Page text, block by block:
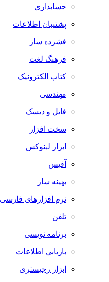
حسابداری
پشتیبان اطلاعات
فشرده ساز
فرهنگ لغت
کتاب الکترونیک
مهندسی
فایل و دیسک
سخت افزار
ابزار لینوکس
آفیس
بهینه ساز
نرم افزارهای فارسی
تلفن
برنامه نویسی
بازیابی اطلاعات
ابزار رجیستری